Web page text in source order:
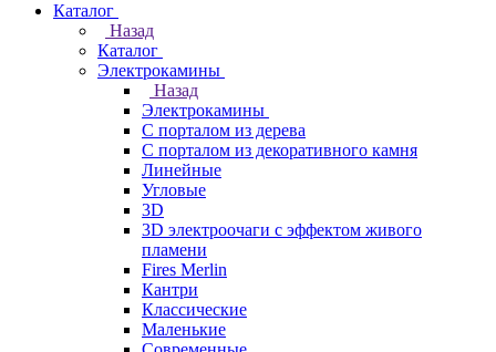
Каталог
Назад
Каталог
Электрокамины
Назад
Электрокамины
С порталом из дерева
С порталом из декоративного камня
Линейные
Угловые
3D
3D электроочаги с эффектом живого
пламени
Fires Merlin
Кантри
Классические
Маленькие